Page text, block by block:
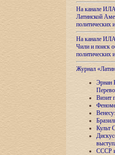
На канале
Латинской
На канале
Чили и поиск
Журнал
Эрнан
Визит
Культ
СССР и